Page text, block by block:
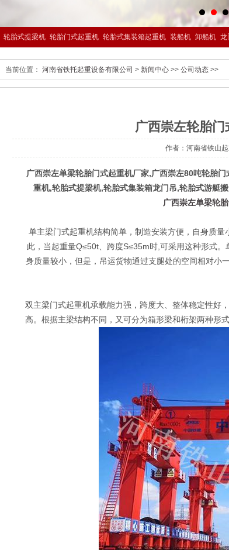
轮胎式提梁机 轮胎门式起重机 轮胎式集装箱起重机 装船机 卸船机 龙
当前位置： 河南省铁托起重设备有限公司 > 新闻中心 >> 公司动态 >>
广西崇左轮胎
作者：河南省铁山
广西崇左单梁轮胎门式起重机厂家,广西崇左80吨轮胎
重机,轮胎式提梁机,轮胎式集装箱龙门吊,轮胎式游艇
广西崇左单梁轮
单主梁门式起重机结构简单，制造安装方便，自身质
此，当起重量Q≤50t、跨度S≤35m时,可采用这种形式
身质量较小，但是，吊运货物通过支腿处的空间相对小
双主梁门式起重机承载能力强，跨度大、整体稳定性好
高。根据主梁结构不同，又可分为箱形梁和桁架两种形